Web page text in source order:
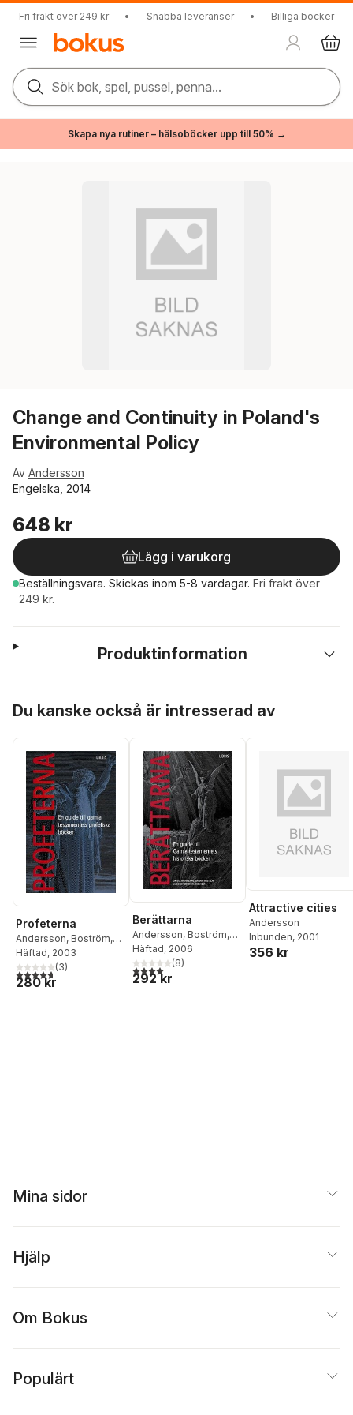
Fri frakt över 249 kr • Snabba leveranser • Billiga böcker
Sök bok, spel, pussel, penna...
Skapa nya rutiner – hälsoböcker upp till 50% →
Change and Continuity in Poland's
Environmental Policy
Av Andersson
Engelska, 2014
648 kr
Lägg i varukorg
Beställningsvara. Skickas inom 5-8 vardagar. Fri frakt över
249 kr.
Produktinformation
Du kanske också är intresserad av
Profeterna
Andersson, Boström,
Eriksson,Viberg
Häftad, 2003
4,7utav 5 stjärnor. Totalt antal röster:
(3)
280 kr
Berättarna
Andersson, Boström,
Eriksson,Viberg
Häftad, 2006
4,0utav 5 stjärnor. Totalt antal röster:
(8)
292 kr
Attractive cities
Andersson
Inbunden, 2001
356 kr
Mina sidor
Hjälp
Om Bokus
Populärt